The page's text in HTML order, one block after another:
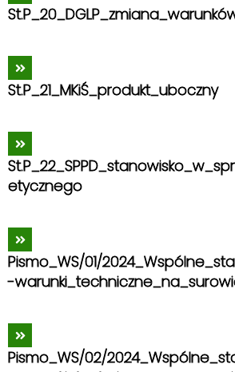
St.P_21_MKiŚ_produkt_uboczny
etycznego
Pismo_WS/01/
-
Pismo_WS/02/